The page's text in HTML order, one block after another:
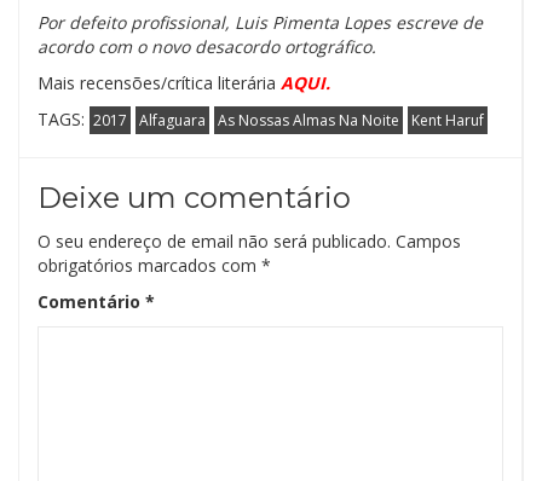
Por defeito profissional, Luis Pimenta Lopes escreve de
acordo com o novo desacordo ortográfico.
Mais recensões/crítica literária AQUI.
TAGS: 2017 Alfaguara As Nossas Almas Na Noite Kent Haruf
Deixe um comentário
O seu endereço de email não será publicado. Campos
obrigatórios marcados com *
Comentário *